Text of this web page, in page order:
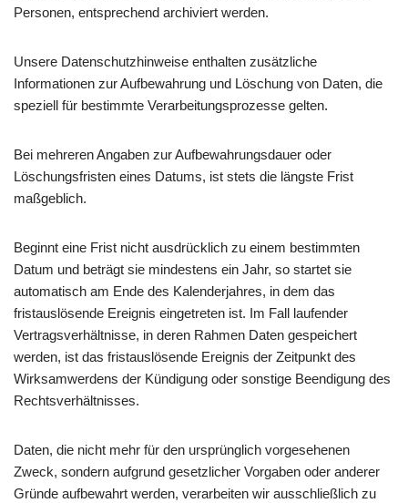
Personen, entsprechend archiviert werden.
Unsere Datenschutzhinweise enthalten zusätzliche
Informationen zur Aufbewahrung und Löschung von Daten, die
speziell für bestimmte Verarbeitungsprozesse gelten.
Bei mehreren Angaben zur Aufbewahrungsdauer oder
Löschungsfristen eines Datums, ist stets die längste Frist
maßgeblich.
Beginnt eine Frist nicht ausdrücklich zu einem bestimmten
Datum und beträgt sie mindestens ein Jahr, so startet sie
automatisch am Ende des Kalenderjahres, in dem das
fristauslösende Ereignis eingetreten ist. Im Fall laufender
Vertragsverhältnisse, in deren Rahmen Daten gespeichert
werden, ist das fristauslösende Ereignis der Zeitpunkt des
Wirksamwerdens der Kündigung oder sonstige Beendigung des
Rechtsverhältnisses.
Daten, die nicht mehr für den ursprünglich vorgesehenen
Zweck, sondern aufgrund gesetzlicher Vorgaben oder anderer
Gründe aufbewahrt werden, verarbeiten wir ausschließlich zu